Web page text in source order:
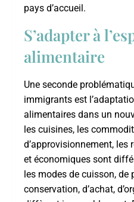
pays d’accueil.
S’adapter à
alimentaire
Une seconde
immigrants est
alimentaires dans un
les cuisines, les
d’approvisionnement, les
et économiques sont
les modes de cuisson, de
conservation, d’achat,